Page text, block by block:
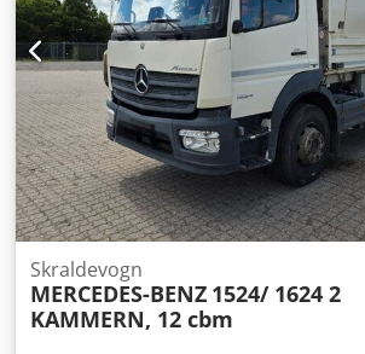
MAN Media Advanced Navi-radio 7" inkl.
2 telefoner, Aux/USB, MAN
Olympus 23 m³ egnet til husholdnings-
med Terberg Terberg Omni-DEKA
beholdere på 60-1100 l. Komfortgear,
automatisk lukning. Chedpfx Ahstu R T
Skraldevogn
MERCEDES-BENZ 1524/ 1624 2
KAMMERN, 12 cbm